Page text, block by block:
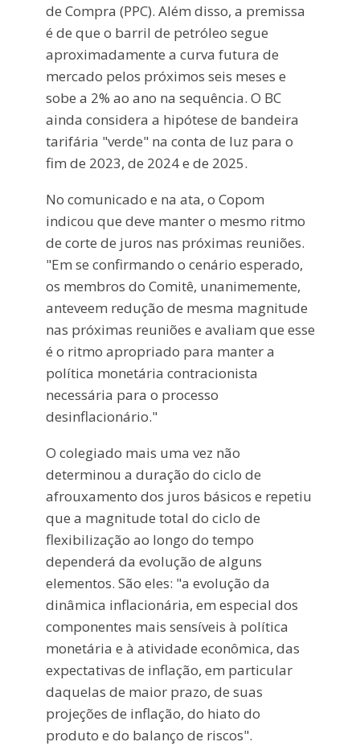
de Compra (PPC). Além disso, a premissa
é de que o barril de petróleo segue
aproximadamente a curva futura de
mercado pelos próximos seis meses e
sobe a 2% ao ano na sequência. O BC
ainda considera a hipótese de bandeira
tarifária "verde" na conta de luz para o
fim de 2023, de 2024 e de 2025.
No comunicado e na ata, o Copom
indicou que deve manter o mesmo ritmo
de corte de juros nas próximas reuniões.
"Em se confirmando o cenário esperado,
os membros do Comitê, unanimemente,
anteveem redução de mesma magnitude
nas próximas reuniões e avaliam que esse
é o ritmo apropriado para manter a
política monetária contracionista
necessária para o processo
desinflacionário."
O colegiado mais uma vez não
determinou a duração do ciclo de
afrouxamento dos juros básicos e repetiu
que a magnitude total do ciclo de
flexibilização ao longo do tempo
dependerá da evolução de alguns
elementos. São eles: "a evolução da
dinâmica inflacionária, em especial dos
componentes mais sensíveis à política
monetária e à atividade econômica, das
expectativas de inflação, em particular
daquelas de maior prazo, de suas
projeções de inflação, do hiato do
produto e do balanço de riscos".